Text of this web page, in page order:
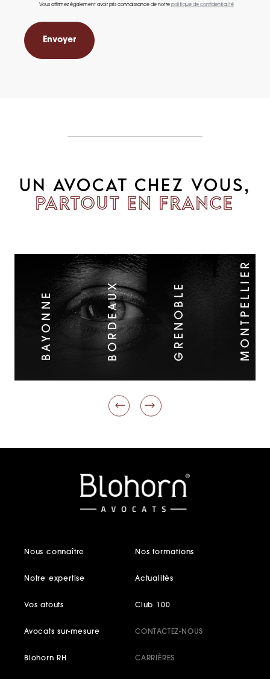
Vous affirmez également avoir pris connaissance de notre politique de confidentialité
UN AVOCAT CHEZ VOUS,
PARTOUT EN FRANCE
BAYONNE BORDEAUX GRENOBLE MONTPELLIER
Nous connaître
Notre expertise
Vos atouts
Nos formations
Actualités
Club 100
Avocats sur-mesure
Blohorn RH
CONTACTEZ-NOUS
CARRIÈRES